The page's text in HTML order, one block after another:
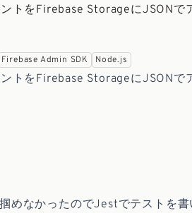
トをFirebase StorageにJSONで
Firebase Admin SDK Node.js
トをFirebase StorageにJSONで
なかったのでJestでテストを書